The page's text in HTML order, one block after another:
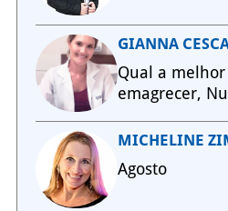
GIANNA
Qual a
emagrecer,
MICHELINE
Agosto